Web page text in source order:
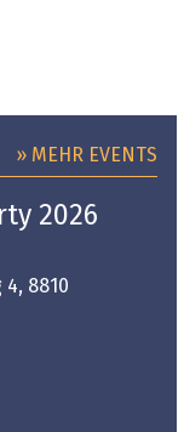
» MEHR EVENTS
2026
8810